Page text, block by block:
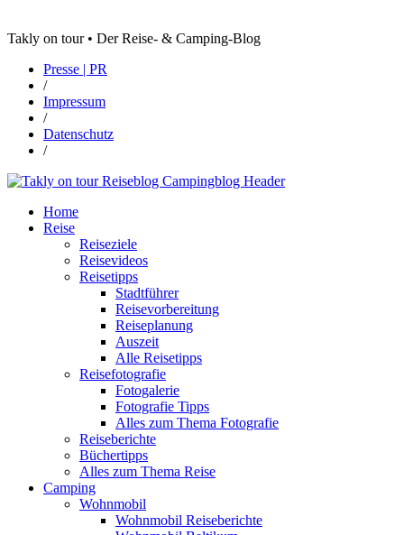
Takly on tour • Der Reise- & Camping-Blog
Presse | PR
/
Impressum
/
Datenschutz
/
Home
Reise
Reiseziele
Reisevideos
Reisetipps
Stadtführer
Reisevorbereitung
Reiseplanung
Auszeit
Alle Reisetipps
Reisefotografie
Fotogalerie
Fotografie Tipps
Alles zum Thema Fotografie
Reiseberichte
Büchertipps
Alles zum Thema Reise
Camping
Wohnmobil
Wohnmobil Reiseberichte